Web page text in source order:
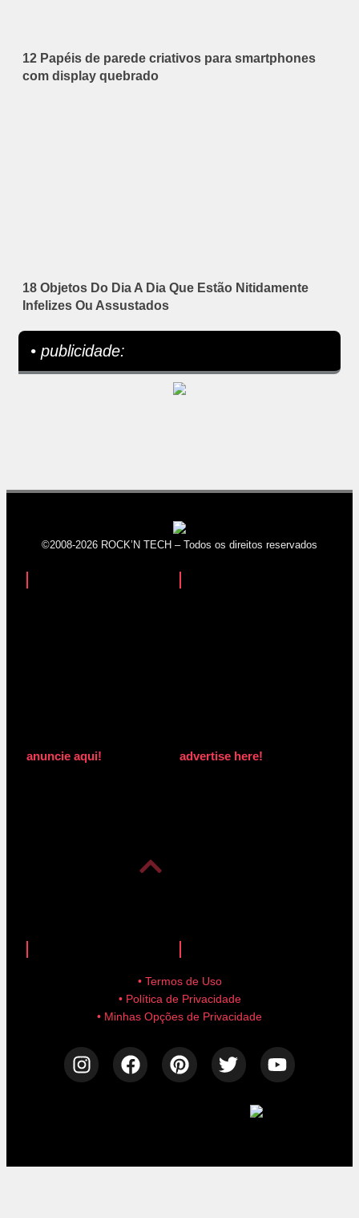
12 Papéis de parede criativos para smartphones
com display quebrado
18 Objetos Do Dia A Dia Que Estão Nitidamente
Infelizes Ou Assustados
• publicidade:
©2008-2026 ROCK’N TECH – Todos os direitos reservados
anuncie aqui! advertise here!
• Termos de Uso
• Política de Privacidade
• Minhas Opções de Privacidade